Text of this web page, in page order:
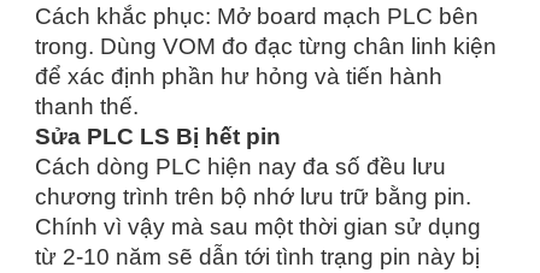
Cách khắc phục: Mở board mạch PLC bên
trong. Dùng VOM đo đạc từng chân linh kiện
để xác định phần hư hỏng và tiến hành
thanh thế.
Sửa PLC LS Bị hết pin
Cách dòng PLC hiện nay đa số đều lưu
chương trình trên bộ nhớ lưu trữ bằng pin.
Chính vì vậy mà sau một thời gian sử dụng
từ 2-10 năm sẽ dẫn tới tình trạng pin này bị